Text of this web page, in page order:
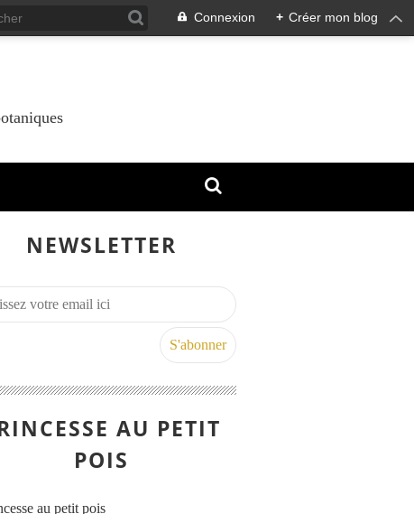
Connexion + Créer mon blog
NEWSLETTER
AU PETIT
POIS